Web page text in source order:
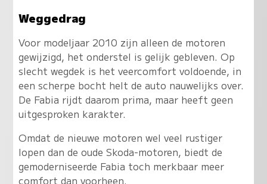
Weggedrag
Voor modeljaar 2010 zijn alleen de motoren
gewijzigd, het onderstel is gelijk gebleven. Op
slecht wegdek is het veercomfort voldoende, in
een scherpe bocht helt de auto nauwelijks over.
De Fabia rijdt daarom prima, maar heeft geen
uitgesproken karakter.
Omdat de nieuwe motoren wel veel rustiger
lopen dan de oude Skoda-motoren, biedt de
gemoderniseerde Fabia toch merkbaar meer
comfort dan voorheen.